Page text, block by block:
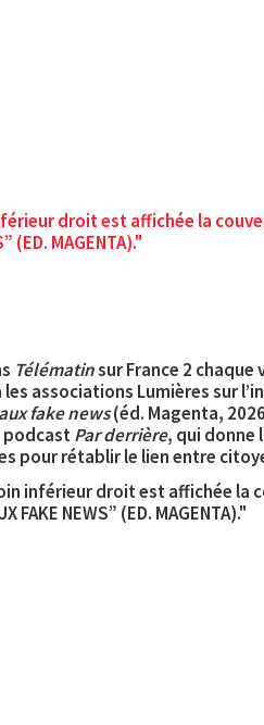
Télématinsur France 2
associations Lumières sur
fake news(éd. Magenta,
podcastPar derrière, qui donne
pour rétablir le lien entre